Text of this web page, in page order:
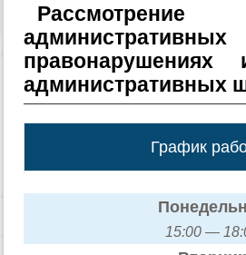
административных
правонарушениях
административных
График
15:00 —